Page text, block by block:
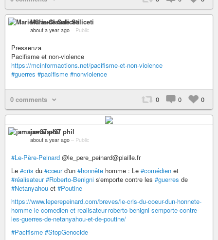
Marie-Claude Saliceti
about a year ago – Public
Pressenza
Pacifisme et non-violence
https://mcinformactions.net/pacifisme-et-non-violence
#guerres #pacifisme #nonviolence
0 comments 0 0 0
jamais+37 phil
about a year ago – Public
#Le-Père-Peinard @le_pere_peinard@piaille.fr
Le #cris du #cœurd'un #honnête homme : Le #comédien et
#réalisateur #Roberto-Benigni s'emporte contre les #guerres de
#Netanyahou et #Poutine
https://www.leperepeinard.com/breves/le-cris-du-coeur-dun-honnete-
homme-le-comedien-et-realisateur-roberto-benigni-semporte-contre-
les-guerres-de-netanyahou-et-de-poutine/
#Pacifisme #StopGenocide